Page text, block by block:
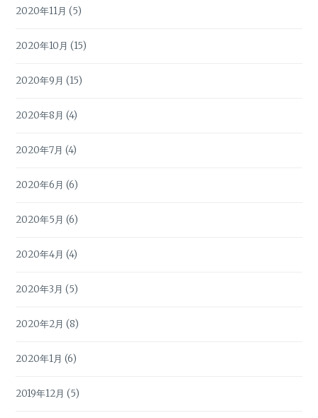
2020年11月 (5)
2020年10月 (15)
2020年9月 (15)
2020年8月 (4)
2020年7月 (4)
2020年6月 (6)
2020年5月 (6)
2020年4月 (4)
2020年3月 (5)
2020年2月 (8)
2020年1月 (6)
2019年12月 (5)